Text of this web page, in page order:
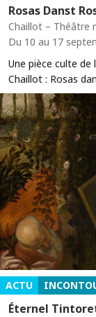
Rosas Danst
Chaillot – Théâtre
Du 10 au 17
Une pièce culte
Chaillot : Rosas
ACTU
Éternel